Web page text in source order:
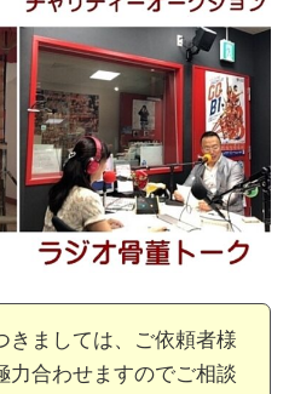
きましては、ご依頼者様
力合わせますのでご相談